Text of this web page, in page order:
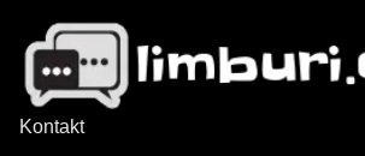
Kontakt